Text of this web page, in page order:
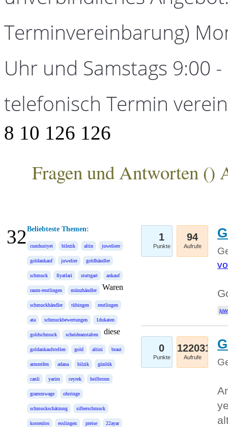
Terminvereinbarung)
Uhr und Samstags 9:00
telefonisch Termin
8 10 126 126
Fragen und Antworten ()
Beliebteste Themen:
cumhuriyet bilezik altin juweliere
goldankauf juwelier goldhändler
schmuck fiyatlari stuttgart ankauf
raum-reutlingen münzhändler
schmuckhändler tübingen reutlingen
ata schmuckbewertungen 1dukaten
goldschmuck scheideanstalten
goldankaufstellen gold altini braut
armreifen adana bilzik günlük
canli yarim ceyrek heilbronn
grammwage ohrringe
schmuckschätzung silberschmuck
kostenlos esslingen preise 22ayar
Waren
diese
1
Punkte
94
Aufrufe
0
Punkte
122031
Aufrufe
32